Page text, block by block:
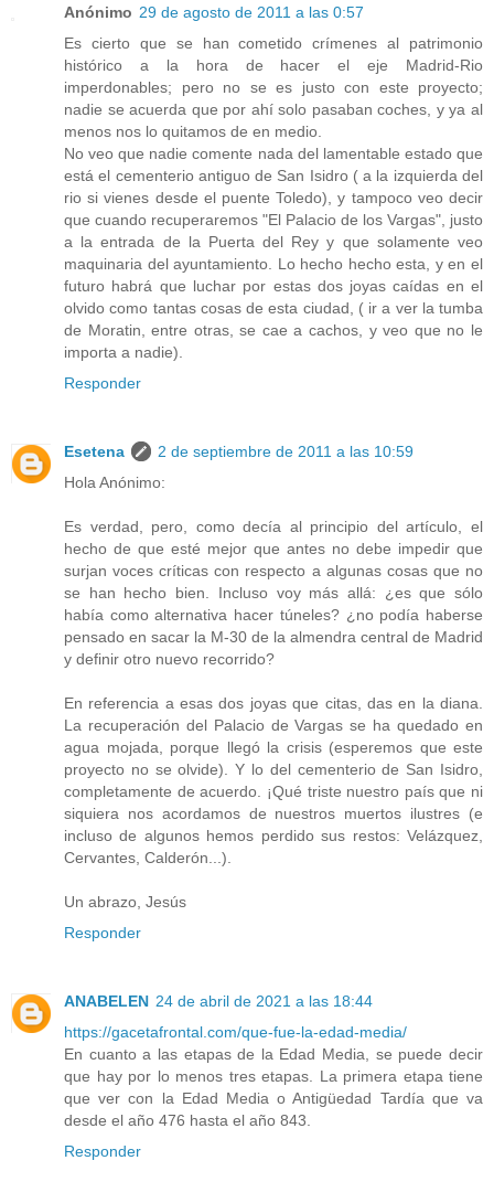
Anónimo 29 de agosto de 2011 a las 0:57
Es cierto que se han cometido crímenes al patrimonio
histórico a la hora de hacer el eje Madrid-Rio
imperdonables; pero no se es justo con este proyecto;
nadie se acuerda que por ahí solo pasaban coches, y ya al
menos nos lo quitamos de en medio.
No veo que nadie comente nada del lamentable estado que
está el cementerio antiguo de San Isidro ( a la izquierda del
rio si vienes desde el puente Toledo), y tampoco veo decir
que cuando recuperaremos "El Palacio de los Vargas", justo
a la entrada de la Puerta del Rey y que solamente veo
maquinaria del ayuntamiento. Lo hecho hecho esta, y en el
futuro habrá que luchar por estas dos joyas caídas en el
olvido como tantas cosas de esta ciudad, ( ir a ver la tumba
de Moratin, entre otras, se cae a cachos, y veo que no le
importa a nadie).
Responder
Esetena
2 de septiembre de 2011 a las 10:59
Hola Anónimo:
Es verdad, pero, como decía al principio del artículo, el
hecho de que esté mejor que antes no debe impedir que
surjan voces críticas con respecto a algunas cosas que no
se han hecho bien. Incluso voy más allá: ¿es que sólo
había como alternativa hacer túneles? ¿no podía haberse
pensado en sacar la M-30 de la almendra central de Madrid
y definir otro nuevo recorrido?
En referencia a esas dos joyas que citas, das en la diana.
La recuperación del Palacio de Vargas se ha quedado en
agua mojada, porque llegó la crisis (esperemos que este
proyecto no se olvide). Y lo del cementerio de San Isidro,
completamente de acuerdo. ¡Qué triste nuestro país que ni
siquiera nos acordamos de nuestros muertos ilustres (e
incluso de algunos hemos perdido sus restos: Velázquez,
Cervantes, Calderón...).
Un abrazo, Jesús
Responder
ANABELEN 24 de abril de 2021 a las 18:44
https://gacetafrontal.com/que-fue-la-edad-media/
En cuanto a las etapas de la Edad Media, se puede decir
que hay por lo menos tres etapas. La primera etapa tiene
que ver con la Edad Media o Antigüedad Tardía que va
desde el año 476 hasta el año 843.
Responder